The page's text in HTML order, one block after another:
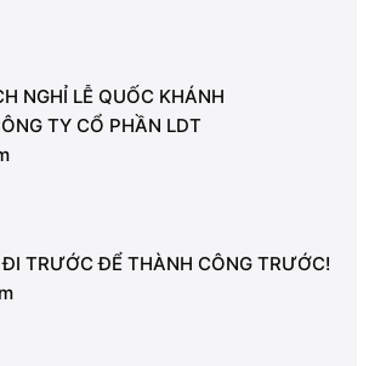
NGHỈ LỄ QUỐC KHÁNH
TY CỔ PHẦN LDT
TRƯỚC ĐỂ THÀNH CÔNG TRƯỚC!